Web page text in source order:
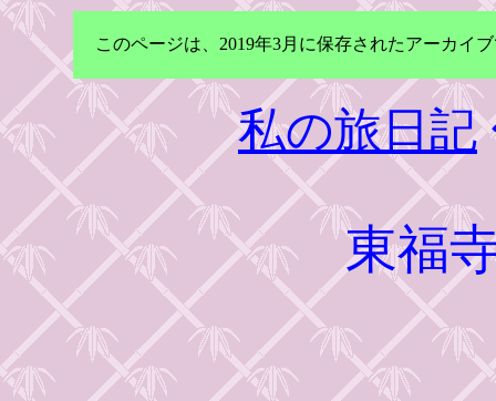
このページは、2019年3月に保存されたアーカイ
私の旅日記
東福